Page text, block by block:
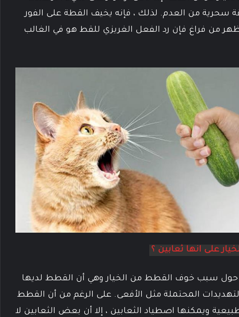
سحرية من العدم. لذلك ، فإنه يخيف القطة على الفور
من فراغ فإن رد الفعل الغريزي للقط هو في الغالب
على انها ثعابين ؟
حول سبب خوف القطط من الخيار وهي أن القطط لديها
المحتملة مثل الأفعى. على الرغم من أن القطط
ويمكنها اصطياد الثعابين ، إلا أن بعض الثعابين لا